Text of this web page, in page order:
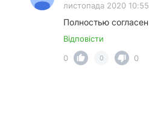
листопада 2020 10:55
Полностью согласен
Відповісти
0
0 0